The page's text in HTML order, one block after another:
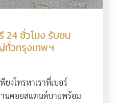
24 ชั่วโมง รับขน
วกรุงเทพฯ
ยงโทรหาเราที่เบอร์
นคอยสแตนด์บายพร้อม